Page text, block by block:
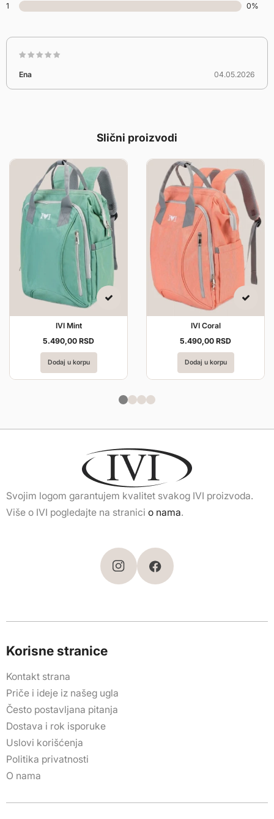
1
0%
Ena 04.05.2026
Slični proizvodi
IVI Mint
5.490, 00 RSD
Dodaj u korpu
IVI Coral
5.490, 00 RSD
Dodaj u korpu
Svojim logom garantujem kvalitet svakog IVI proizvoda.
Više o IVI pogledajte na stranici o nama.
Korisne stranice
Kontakt strana
Priče i ideje iz našeg ugla
Često postavljana pitanja
Dostava i rok isporuke
Uslovi korišćenja
Politika privatnosti
O nama